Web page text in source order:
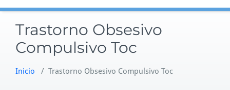
Trastorno Obsesivo
Compulsivo Toc
Inicio / Trastorno Obsesivo Compulsivo Toc